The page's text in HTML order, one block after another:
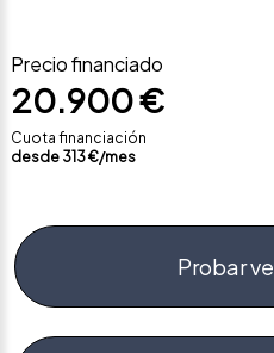
Precio financiado
20.900 €
Cuota financiación
desde 313€/mes
Probar